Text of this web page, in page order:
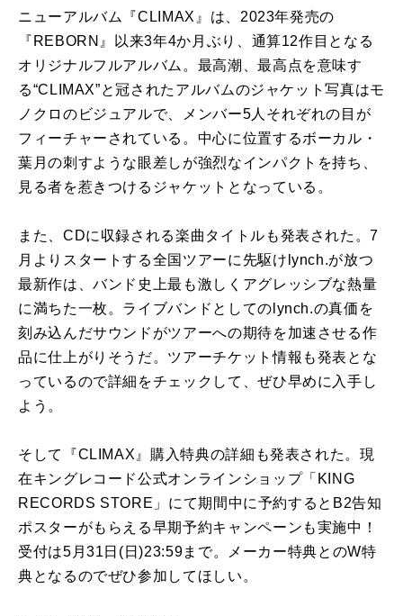
ニューアルバム『CLIMAX』は、2023年発売の
『REBORN』以来3年4か月ぶり、通算12作目となる
オリジナルフルアルバム。最高潮、最高点を意味す
る“CLIMAX”と冠されたアルバムのジャケット写真はモ
ノクロのビジュアルで、メンバー5人それぞれの目が
フィーチャーされている。中心に位置するボーカル・
葉月の刺すような眼差しが強烈なインパクトを持ち、
見る者を惹きつけるジャケットとなっている。
また、CDに収録される楽曲タイトルも発表された。7
月よりスタートする全国ツアーに先駆けlynch.が放つ
最新作は、バンド史上最も激しくアグレッシブな熱量
に満ちた一枚。ライブバンドとしてのlynch.の真価を
刻み込んだサウンドがツアーへの期待を加速させる作
品に仕上がりそうだ。ツアーチケット情報も発表とな
っているので詳細をチェックして、ぜひ早めに入手し
よう。
そして『CLIMAX』購入特典の詳細も発表された。現
在キングレコード公式オンラインショップ「KING
RECORDS STORE」にて期間中に予約するとB2告知
ポスターがもらえる早期予約キャンペーンも実施中！
受付は5月31日(日)23:59まで。メーカー特典とのW特
典となるのでぜひ参加してほしい。